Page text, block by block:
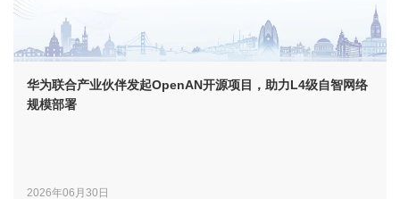
华为联合产业伙伴发起OpenAN开源项目，助力L4级自智网络
规模部署
2026年06月30日